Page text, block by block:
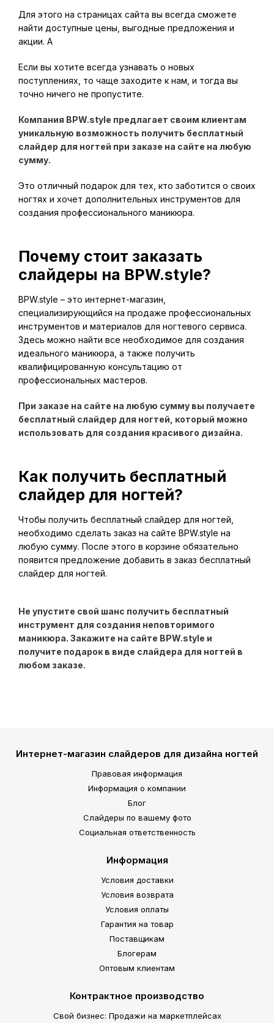
Для этого на страницах сайта вы всегда сможете
найти доступные цены, выгодные предложения и
акции. А
Если вы хотите всегда узнавать о новых
поступлениях, то чаще заходите к нам, и тогда вы
точно ничего не пропустите.
Компания BPW.style предлагает своим клиентам
уникальную возможность получить бесплатный
слайдер для ногтей при заказе на сайте на любую
сумму.
Это отличный подарок для тех, кто заботится о своих
ногтях и хочет дополнительных инструментов для
создания профессионального маникюра.
Почему стоит заказать
слайдеры на BPW.style?
BPW.style – это интернет-магазин,
специализирующийся на продаже профессиональных
инструментов и материалов для ногтевого сервиса.
Здесь можно найти все необходимое для создания
идеального маникюра, а также получить
квалифицированную консультацию от
профессиональных мастеров.
При заказе на сайте на любую сумму вы получаете
бесплатный слайдер для ногтей, который можно
использовать для создания красивого дизайна.
Как получить бесплатный
слайдер для ногтей?
Чтобы получить бесплатный слайдер для ногтей,
необходимо сделать заказ на сайте BPW.style на
любую сумму. После этого в корзине обязательно
появится предложение добавить в заказ бесплатный
слайдер для ногтей.
Не упустите свой шанс получить бесплатный
инструмент для создания неповторимого
маникюра. Закажите на сайте BPW.style и
получите подарок в виде слайдера для ногтей в
любом заказе.
Интернет-магазин слайдеров для дизайна ногтей
Правовая информация
Информация о компании
Блог
Слайдеры по вашему фото
Социальная ответственность
Информация
Условия доставки
Условия возврата
Условия оплаты
Гарантия на товар
Поставщикам
Блогерам
Оптовым клиентам
Контрактное производство
Свой бизнес: Продажи на маркетплейсах